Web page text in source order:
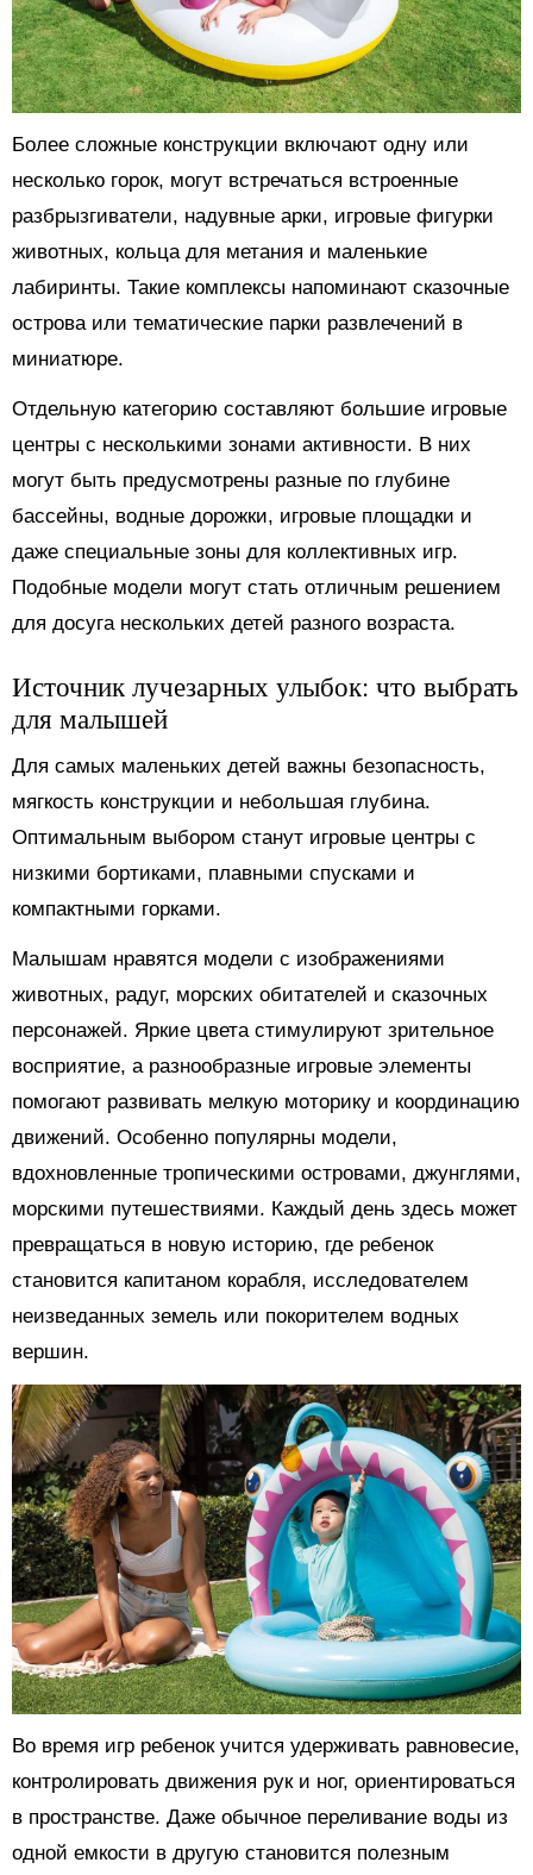
Более сложные конструкции включают одну или
несколько горок, могут встречаться встроенные
разбрызгиватели, надувные арки, игровые фигурки
животных, кольца для метания и маленькие
лабиринты. Такие комплексы напоминают сказочные
острова или тематические парки развлечений в
миниатюре.
Отдельную категорию составляют большие игровые
центры с несколькими зонами активности. В них
могут быть предусмотрены разные по глубине
бассейны, водные дорожки, игровые площадки и
даже специальные зоны для коллективных игр.
Подобные модели могут стать отличным решением
для досуга нескольких детей разного возраста.
Источник лучезарных улыбок: что выбрать
для малышей
Для самых маленьких детей важны безопасность,
мягкость конструкции и небольшая глубина.
Оптимальным выбором станут игровые центры с
низкими бортиками, плавными спусками и
компактными горками.
Малышам нравятся модели с изображениями
животных, радуг, морских обитателей и сказочных
персонажей. Яркие цвета стимулируют зрительное
восприятие, а разнообразные игровые элементы
помогают развивать мелкую моторику и координацию
движений. Особенно популярны модели,
вдохновленные тропическими островами, джунглями,
морскими путешествиями. Каждый день здесь может
превращаться в новую историю, где ребенок
становится капитаном корабля, исследователем
неизведанных земель или покорителем водных
вершин.
Во время игр ребенок учится удерживать равновесие,
контролировать движения рук и ног, ориентироваться
в пространстве. Даже обычное переливание воды из
одной емкости в другую становится полезным